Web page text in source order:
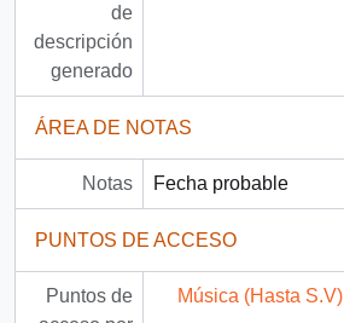
de
descripción
generado
ÁREA DE NOTAS
Notas Fecha probable
PUNTOS DE ACCESO
Puntos de
Música (Hasta S.V)